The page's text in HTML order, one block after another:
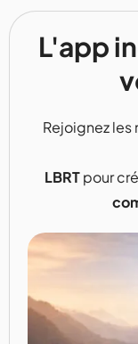
L'app
Rejoignez
LBRTpour